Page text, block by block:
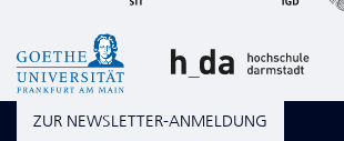
ZUR NEWSLETTER-ANMELDUNG